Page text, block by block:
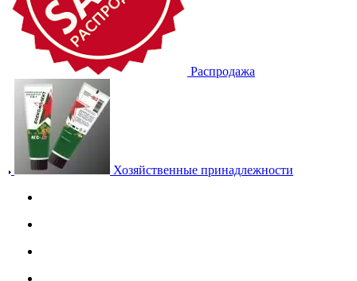
Распродажа
Хозяйственные принадлежности